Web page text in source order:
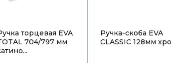
торцевая EVA
704/797 мм
Ручка-скоба EVA
CLASSIC 128мм